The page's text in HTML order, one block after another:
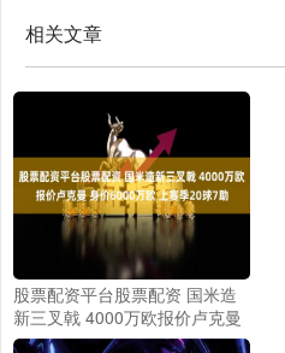
相关文章
股票配资平台股票配资 国米造
新三叉戟 4000万欧报价卢克曼
身价6000万欧 上赛季20球7助